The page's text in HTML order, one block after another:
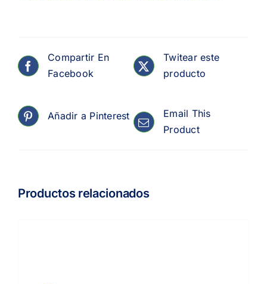
Compartir En
Facebook
Twitear este
producto
Añadir a Pinterest
Email This
Product
Productos relacionados